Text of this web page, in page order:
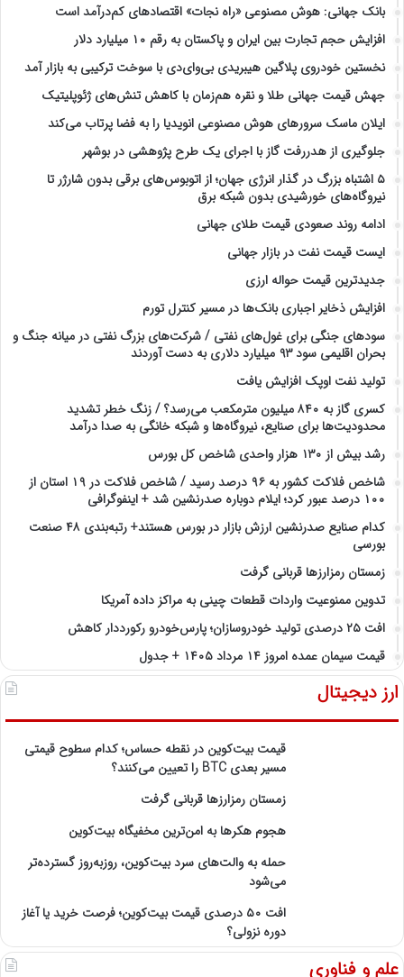
بانک جهانی: هوش مصنوعی «راه نجات» اقتصادهای کم‌درآمد است
افزایش حجم تجارت بین ایران و پاکستان به رقم ۱۰ میلیارد دلار
نخستین خودروی پلاگین هیبریدی بی‌وای‌دی با سوخت ترکیبی به بازار آمد
جهش قیمت جهانی طلا و نقره هم‌زمان با کاهش تنش‌های ژئوپلیتیک
ایلان ماسک سرورهای هوش مصنوعی انویدیا را به فضا پرتاب می‌کند
جلوگیری از هدررفت گاز با اجرای یک طرح پژوهشی در بوشهر
۵ اشتباه بزرگ در گذار انرژی جهان؛ از اتوبوس‌های برقی بدون شارژر تا
نیروگاه‌های خورشیدی بدون شبکه برق
ادامه روند صعودی قیمت طلای جهانی
ایست قیمت نفت در بازار جهانی
جدیدترین قیمت حواله ارزی
افزایش ذخایر اجباری بانک‌ها در مسیر کنترل تورم
سودهای جنگی برای غول‌های نفتی / شرکت‌های بزرگ نفتی در میانه جنگ و
بحران اقلیمی سود ۹۳ میلیارد دلاری به دست آوردند
تولید نفت اوپک افزایش یافت
کسری گاز به ۸۴۰ میلیون مترمکعب می‌رسد؟ / زنگ خطر تشدید
محدودیت‌ها برای صنایع، نیروگاه‌ها و شبکه خانگی به صدا درآمد
رشد بیش از ۱۳۰ هزار واحدی شاخص کل بورس
شاخص فلاکت کشور به ۹۶ درصد رسید / شاخص فلاکت در ۱۹ استان از
۱۰۰ درصد عبور کرد؛ ایلام دوباره صدرنشین شد + اینفوگرافی
کدام صنایع صدرنشین‌ ارزش بازار در بورس هستند+ رتبه‌بندی ۴۸ صنعت
بورسی
زمستان رمزارزها قربانی گرفت
تدوین ممنوعیت واردات قطعات چینی به مراکز داده آمریکا
افت ۲۵ درصدی تولید خودروسازان؛ پارس‌خودرو رکورددار کاهش
قیمت سیمان عمده امروز ۱۴ مرداد ۱۴۰۵ + جدول
ارز دیجیتال
قیمت بیت‌کوین در نقطه حساس؛ کدام سطوح قیمتی
مسیر بعدی BTC را تعیین می‌کنند؟
زمستان رمزارزها قربانی گرفت
هجوم هکرها به امن‌ترین مخفیگاه بیت‌کوین
حمله به والت‌های سرد بیت‌کوین، روزبه‌روز گسترده‌تر
می‌شود
افت ۵۰ درصدی قیمت بیت‌کوین؛ فرصت خرید یا آغاز
دوره نزولی؟
علم و فناوری